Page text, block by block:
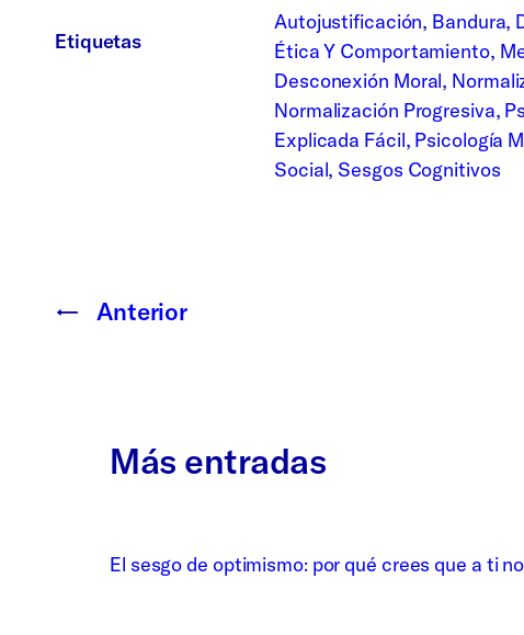
Etiquetas
Autojustificación, Bandura,
Ética Y Comportamiento,
Desconexión Moral,
Normalización Progresiva,
Explicada Fácil, Psicología
Social, Sesgos Cognitivos
← Anterior
Más entradas
El sesgo de optimismo: por qué crees que a ti